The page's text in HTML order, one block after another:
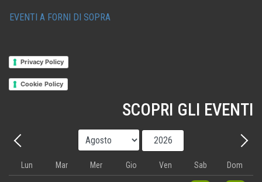
EVENTI A FORNI DI SOPRA
Privacy Policy
Cookie Policy
SCOPRI GLI EVENTI
Precedente - Mese
Anno
Lun Mar Mer Gio Ven Sab Dom